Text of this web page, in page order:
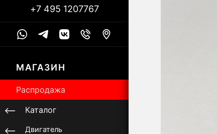
+7 495 1207767
МАГАЗИН
Распродажа
Каталог
Двигатель